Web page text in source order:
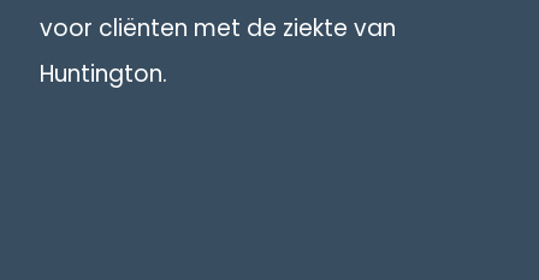
voor cliënten met de ziekte van
Huntington.